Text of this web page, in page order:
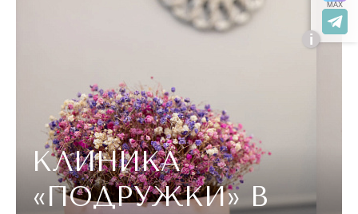
КЛИНИКА
«ПОДРУЖКИ»В
i
MAX